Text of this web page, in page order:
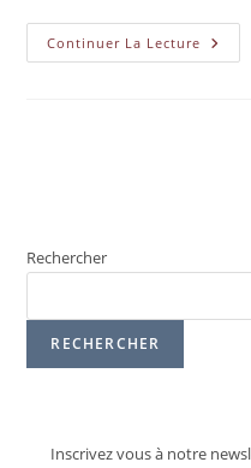
Continuer La Lecture
Rechercher
RECHERCHER
Inscrivez vous à notre